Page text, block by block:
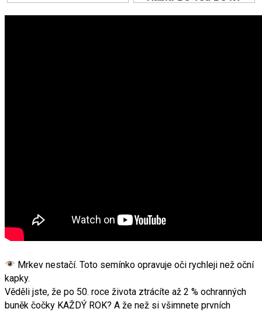
Mrkev nestačí. Toto semínko opravuje oči rychleji než oční
kapky.
Věděli jste, že po 50. roce života ztrácíte až 2 % ochranných
buněk čočky KAŽDÝ ROK? A že než si všimnete prvních